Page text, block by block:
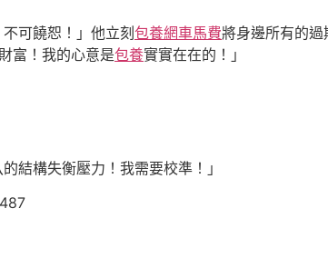
可饒恕！」他立刻包養網車馬費將身邊所有的
富！我的心意是包養實實在在的！」
結構失衡壓力！我需要校準！」